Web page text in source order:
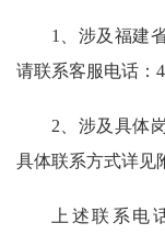
1、涉及福建
请联系客服电话：
2、涉及具体
具体联系方式详见
上述联系电